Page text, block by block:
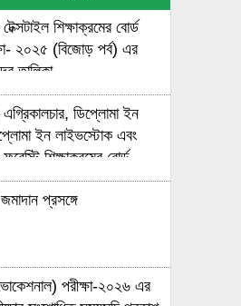
শিক্ষাক্রমের বোর্ড
২০২৫ (বিজোড় পর্ব) এর
তালিকা
ডিপ্লোমা ইন
ইন লাইভস্টোক এবং
শিক্ষাক্রমের বোর্ড
২০২৫ (বিজোড় পর্ব) এর
তালিকাপ্রসঙ্গে
পরীক্ষা-২০২৬ এর